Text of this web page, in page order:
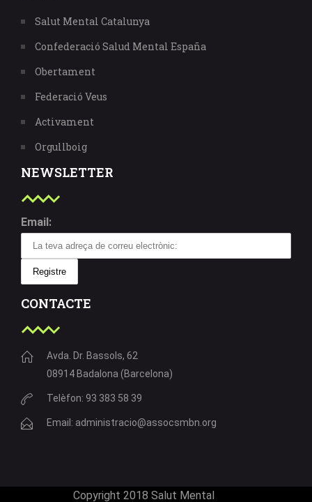
Salut Mental Catalunya
Confederació Salud Mental España
Obertament
Federació Veus
Activament
Orgullboig
NEWSLETTER
Email:
CONTACTE
Avda. Dr. Bassols, 62
08914 Badalona (Barcelona)
Telèfon: 93 383 58 39
Email: administracio@assocsmbn.org
Copyright 2018 Salut Mental